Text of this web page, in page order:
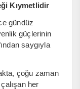
Kıymetlidir
gündüz
güçlerinin
saygıyla
çoğu zaman
her